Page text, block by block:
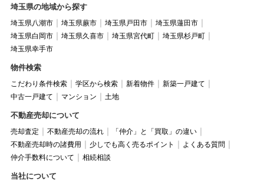
埼玉県の地域から探す
埼玉県八潮市 埼玉県蕨市 埼玉県戸田市
埼玉県蓮田市
埼玉県白岡市
埼玉県久喜市 埼玉県宮代町
埼玉県杉戸町
埼玉県幸手市
物件検索
こだわり条件検索 学区から検索 新着物件
新築一戸建て
中古一戸建て
マンション 土地
不動産売却について
売却査定 不動産売却の流れ
「仲介」と「買取」の違い
不動産売却時の諸費用
少しでも高く売るポイント
よくある質問
仲介手数料について
相続相談
当社について